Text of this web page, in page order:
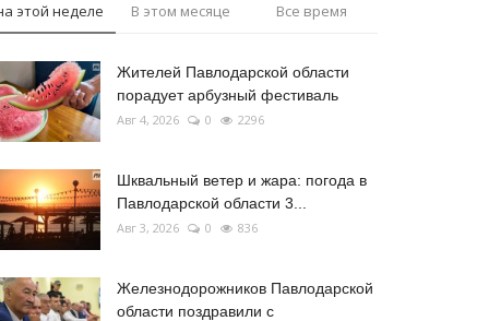
этой неделе В этом месяце Все время
Жителей Павлодарской области
порадует арбузный фестиваль
Авг 4, 2026 0 2296
Шквальный ветер и жара: погода в
Павлодарской области 3...
Авг 3, 2026 0 836
Железнодорожников Павлодарской
области поздравили с